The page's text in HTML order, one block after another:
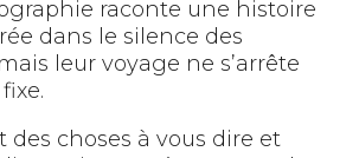
raconte une histoire
dans le silence des
leur voyage ne s’arrête
des choses à vous dire et